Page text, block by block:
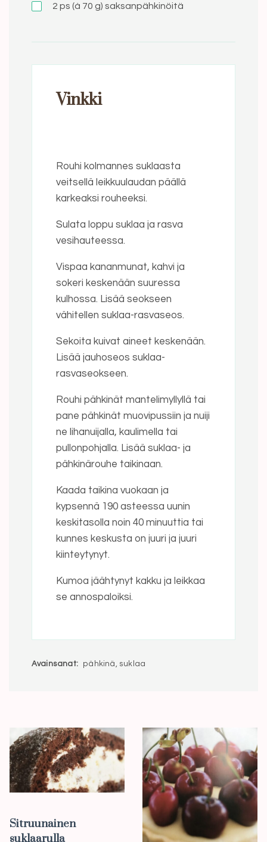
2 ps (à 70 g) saksanpähkinöitä
Vinkki
Rouhi kolmannes suklaasta
veitsellä leikkuulaudan päällä
karkeaksi rouheeksi.
Sulata loppu suklaa ja rasva
vesihauteessa.
Vispaa kananmunat, kahvi ja
sokeri keskenään suuressa
kulhossa. Lisää seokseen
vähitellen suklaa-rasvaseos.
Sekoita kuivat aineet keskenään.
Lisää jauhoseos suklaa-
rasvaseokseen.
Rouhi pähkinät mantelimyllyllä tai
pane pähkinät muovipussiin ja nuiji
ne lihanuijalla, kaulimella tai
pullonpohjalla. Lisää suklaa- ja
pähkinärouhe taikinaan.
Kaada taikina vuokaan ja
kypsennä 190 asteessa uunin
keskitasolla noin 40 minuuttia tai
kunnes keskusta on juuri ja juuri
kiinteytynyt.
Kumoa jäähtynyt kakku ja leikkaa
se annospaloiksi.
Avainsanat: pähkinä, suklaa
Sitruunainen
suklaarulla